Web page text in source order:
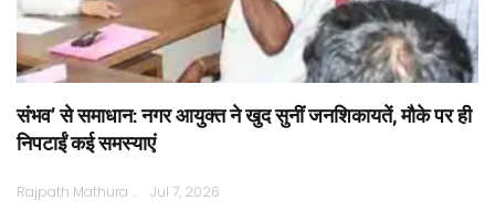
संभव’ से समाधान: नगर आयुक्त ने खुद सुनीं जनशिकायतें, मौके पर ही
निपटाईं कई समस्याएं
Rajpath Mathura Jul 7, 2026